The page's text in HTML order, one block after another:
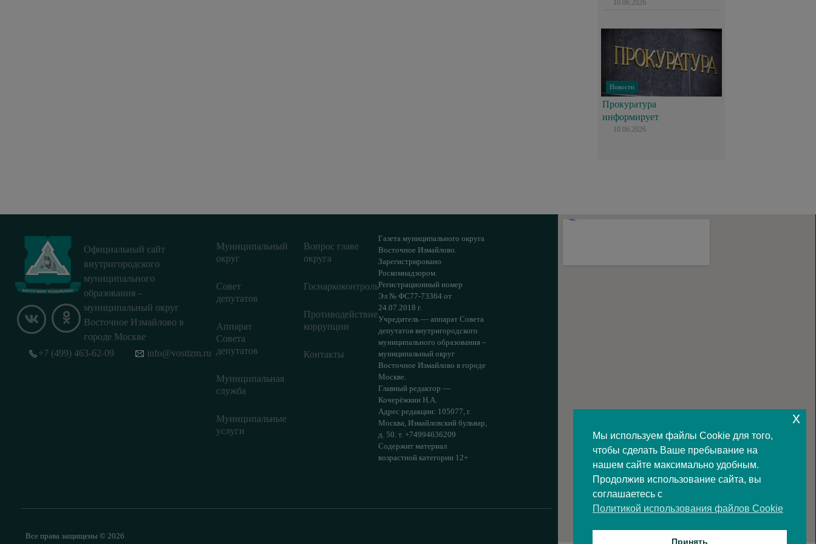
10.06.2026
Новости
Прокуратура
информирует
10.06.2026
Официальный сайт
внутригородского
муниципального
образования –
муниципальный округ
Восточное Измайлово в
городе Москве
Муниципальный
округ
Совет
депутатов
Аппарат
Совета
депутатов
Муниципальная
служба
Муниципальные
услуги
Вопрос главе
округа
Госнаркоконтроль
Противодействие
коррупции
Контакты
Газета муниципального округа
Восточное Измайлово.
Зарегистрировано
Роскомнадзором.
Регистрационный номер
Эл № ФС77-73364 от
24.07.2018 г.
Учредитель — аппарат Совета
депутатов внутригородского
муниципального образования –
муниципальный округ
Восточное Измайлово в городе
Москве.
Главный редактор —
Кочерёжкин Н.А.
Адрес редакции: 105077, г.
Москва, Измайловский бульвар,
д. 50. т. +74994636209
Содержит материал
возрастной категории 12+
+7 (499) 463-62-09 info@vostizm.ru
Все права защищены © 2026
Мы используем файлы Cookie для того,
чтобы сделать Ваше пребывание на
нашем сайте максимально удобным.
Продолжив использование сайта, вы
соглашаетесь с
Политикой использования файлов Cookie
Принять
x